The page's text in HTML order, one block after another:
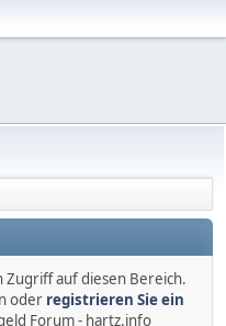
auf diesen Bereich.
oder registrieren Sie ein
Forum - hartz.info